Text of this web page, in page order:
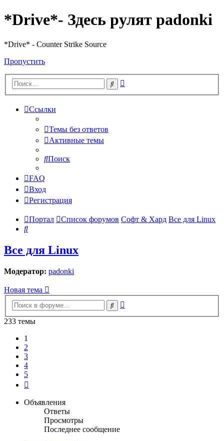
*Drive*- Здесь рулят padonki
*Drive* - Counter Strike Source
Пропустить
Поиск
Ссылки
Темы без ответов
Активные темы
Поиск
FAQ
Вход
Регистрация
Портал Список форумов Софт & Хард Все для Linux
Поиск
Все для Linux
Модератор: padonki
Новая тема
Поиск
233 темы
1
2
3
4
5
Объявления
Ответы
Просмотры
Последнее сообщение